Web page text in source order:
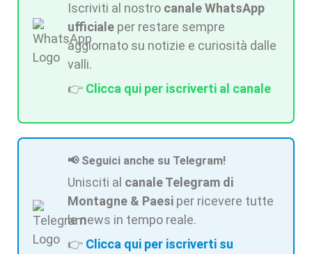
Iscriviti al nostro canale WhatsApp
ufficiale per restare sempre
aggiornato su notizie e curiosità dalle
valli.
👉 Clicca qui per iscriverti al canale
📢 Seguici anche su Telegram!
Unisciti al canale Telegram di
Montagne & Paesi per ricevere tutte
le news in tempo reale.
👉 Clicca qui per iscriverti su